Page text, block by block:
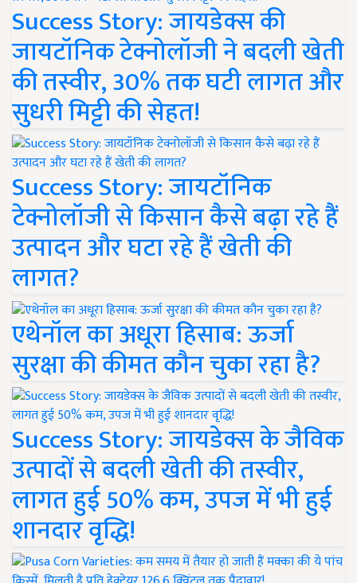
Success Story: जायडेक्स की
जायटॉनिक टेक्नोलॉजी ने बदली खेती
की तस्वीर, 30% तक घटी लागत और
सुधरी मिट्टी की सेहत!
Success Story: जायटॉनिक
टेक्नोलॉजी से किसान कैसे बढ़ा रहे हैं
उत्पादन और घटा रहे हैं खेती की
लागत?
एथेनॉल का अधूरा हिसाब: ऊर्जा
सुरक्षा की कीमत कौन चुका रहा है?
Success Story: जायडेक्स के जैविक
उत्पादों से बदली खेती की तस्वीर,
लागत हुई 50% कम, उपज में भी हुई
शानदार वृद्धि!